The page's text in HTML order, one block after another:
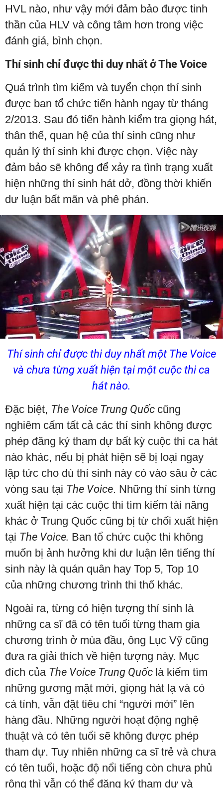
HVL nào, như vậy mới đảm bảo được tinh
thần của HLV và công tâm hơn trong việc
đánh giá, bình chọn.
Thí sinh chỉ được thi duy nhất ở The Voice
Quá trình tìm kiếm và tuyển chọn thí sinh
được ban tổ chức tiến hành ngay từ tháng
2/2013. Sau đó tiến hành kiểm tra giọng hát,
thân thế, quan hệ của thí sinh cũng như
quản lý thí sinh khi được chọn. Việc này
đảm bảo sẽ không để xảy ra tình trạng xuất
hiện những thí sinh hát dở, đồng thời khiến
dư luận bất mãn và phê phán.
Thí sinh chỉ được thi duy nhất một The Voice
và chưa từng xuất hiện tại một cuộc thi ca
hát nào.
Đặc biệt, The Voice Trung Quốc cũng
nghiêm cấm tất cả các thí sinh không được
phép đăng ký tham dự bất kỳ cuộc thi ca hát
nào khác, nếu bị phát hiện sẽ bị loại ngay
lập tức cho dù thí sinh này có vào sâu ở các
vòng sau tại The Voice. Những thí sinh từng
xuất hiện tại các cuộc thi tìm kiếm tài năng
khác ở Trung Quốc cũng bị từ chối xuất hiện
tại The Voice. Ban tổ chức cuộc thi không
muốn bị ảnh hưởng khi dư luận lên tiếng thí
sinh này là quán quân hay Top 5, Top 10
của những chương trình thi thố khác.
Ngoài ra, từng có hiện tượng thí sinh là
những ca sĩ đã có tên tuổi từng tham gia
chương trình ở mùa đầu, ông Lục Vỹ cũng
đưa ra giải thích về hiện tượng này. Mục
đích của The Voice Trung Quốc là kiếm tìm
những gương mặt mới, giọng hát lạ và có
cá tính, vẫn đặt tiêu chí “người mới” lên
hàng đầu. Những người hoạt động nghệ
thuật và có tên tuổi sẽ không được phép
tham dự. Tuy nhiên những ca sĩ trẻ và chưa
có tên tuổi, hoặc độ nổi tiếng còn chưa phủ
rộng thì vẫn có thể đăng ký tham dự và